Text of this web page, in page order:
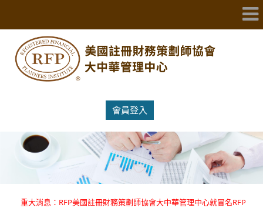
會員登入
重大消息：RFP美國註冊財務策劃師協會大中華管理中心就冒名RFP